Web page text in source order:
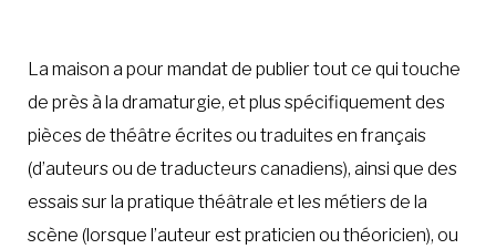
La maison a pour mandat de publier tout ce qui touche
de près à la dramaturgie, et plus spécifiquement des
pièces de théâtre écrites ou traduites en français
(d’auteurs ou de traducteurs canadiens), ainsi que des
essais sur la pratique théâtrale et les métiers de la
scène (lorsque l’auteur est praticien ou théoricien), ou